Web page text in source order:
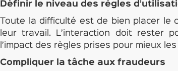
Définir le niveau des règles
Toute la difficulté est de bien placer
leur travail. L’interaction doit rester
l’impact des règles prises pour mieux les
Compliquer la tâche aux fraudeurs